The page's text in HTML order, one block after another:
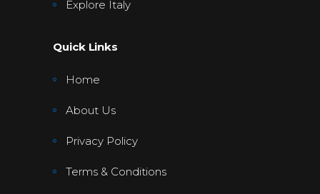
Explore Italy
Quick Links
Home
About Us
Privacy Policy
Terms & Conditions